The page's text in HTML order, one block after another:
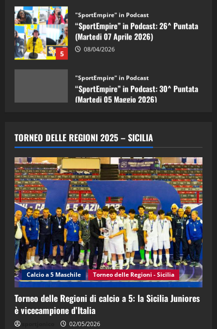
5
(Martedi 07 Aprile 2026)
08/04/2026
(Martedi 05 Maggio 2026)
08/05/2026
2
“SportEmpire” in Podcast: 29^ Puntata
(Martedi 28 Aprile 2026)
3
"SportEmpire" in Podcast
“SportEmpire” in Podcast: 28^ Puntata
(Martedi 21 Aprile 2026)
21/04/2026
4
"SportEmpire" in Podcast Sport News
“SportEmpire” in Podcast: 27^ Puntata
(Martedi 14 Aprile 2026)
15/04/2026
"SportEmpire" in Podcast
“SportEmpire” in Podcast: 26^ Puntata
TORNEO DELLE REGIONI 2025 – SICILIA
Calcio a 5 Maschile Torneo delle Regioni - Sicilia
Torneo delle Regioni di calcio a 5: la Sicilia Juniores
è vicecampione d’Italia
02/05/2026